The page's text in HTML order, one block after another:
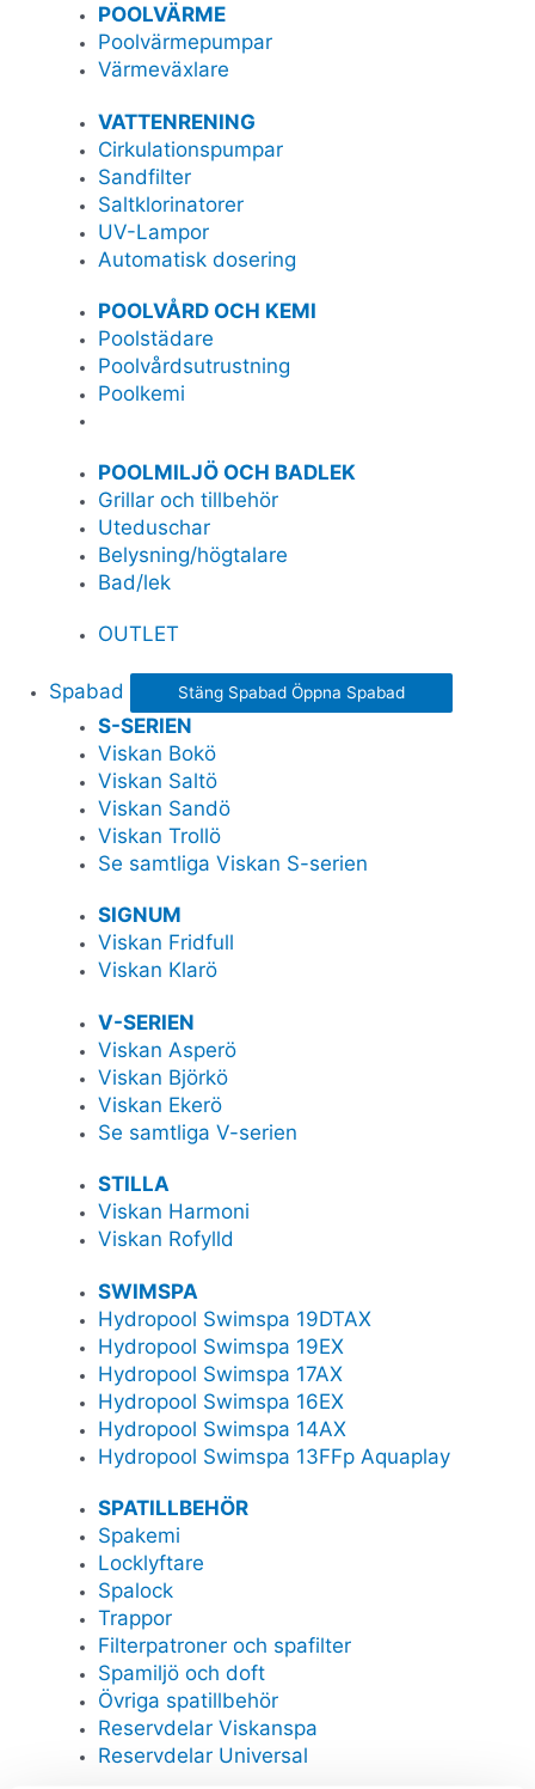
POOLVÄRME
Poolvärmepumpar
Värmeväxlare
VATTENRENING
Cirkulationspumpar
Sandfilter
Saltklorinatorer
UV-Lampor
Automatisk dosering
POOLVÅRD OCH KEMI
Poolstädare
Poolvårdsutrustning
Poolkemi
POOLMILJÖ OCH BADLEK
Grillar och tillbehör
Uteduschar
Belysning/högtalare
Bad/lek
OUTLET
Spabad Stäng Spabad Öppna Spabad
S-SERIEN
Viskan Bokö
Viskan Saltö
Viskan Sandö
Viskan Trollö
Se samtliga Viskan S-serien
SIGNUM
Viskan Fridfull
Viskan Klarö
V-SERIEN
Viskan Asperö
Viskan Björkö
Viskan Ekerö
Se samtliga V-serien
STILLA
Viskan Harmoni
Viskan Rofylld
SWIMSPA
Hydropool Swimspa 19DTAX
Hydropool Swimspa 19EX
Hydropool Swimspa 17AX
Hydropool Swimspa 16EX
Hydropool Swimspa 14AX
Hydropool Swimspa 13FFp Aquaplay
SPATILLBEHÖR
Spakemi
Locklyftare
Spalock
Trappor
Filterpatroner och spafilter
Spamiljö och doft
Övriga spatillbehör
Reservdelar Viskanspa
Reservdelar Universal